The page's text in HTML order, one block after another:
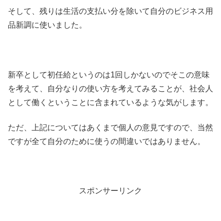
そして、残りは生活の支払い分を除いて自分のビジネス用
品新調に使い ました。
新卒として初任給というのは1回しかないのでそこの意味
を考えて、自分なりの使い方を考えてみることが、社会人
として働くということに含まれているような気がします。
ただ、上記についてはあくまで個人の意見ですので、当然
ですが全て自分のために使うの間違いではありません。
スポンサーリンク